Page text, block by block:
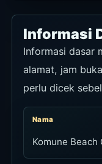
Informasi
Informasi dasar
alamat, jam
perlu dicek
Nama
Komune Beach